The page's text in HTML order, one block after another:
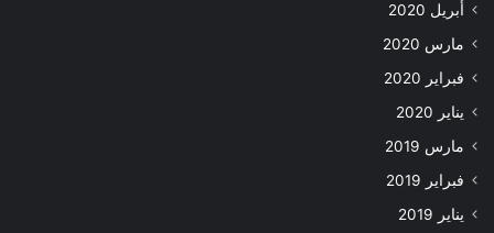
أبريل 2020
مارس 2020
فبراير 2020
يناير 2020
مارس 2019
فبراير 2019
يناير 2019